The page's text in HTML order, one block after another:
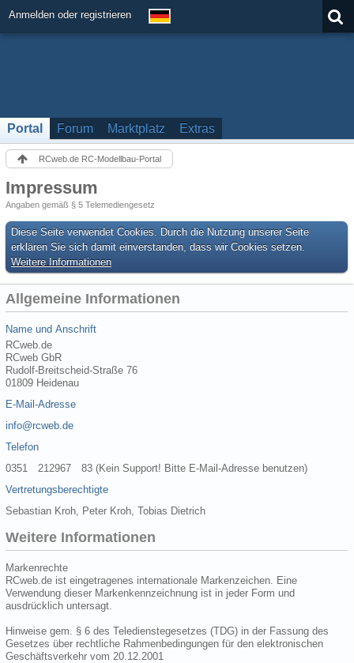
Anmelden oder registrieren
Portal Forum Marktplatz Extras
RCweb.de RC-Modellbau-Portal
Impressum
Angaben gemäß § 5 Telemediengesetz
Diese Seite verwendet Cookies. Durch die Nutzung unserer Seite
erklären Sie sich damit einverstanden, dass wir Cookies setzen.
Weitere Informationen
Allgemeine Informationen
Name und Anschrift
RCweb.de
RCweb GbR
Rudolf-Breitscheid-Straße 76
01809 Heidenau
E-Mail-Adresse
info@rcweb.de
Telefon
0351 212967 83 (Kein Support! Bitte E-Mail-Adresse benutzen)
Vertretungsberechtigte
Sebastian Kroh, Peter Kroh, Tobias Dietrich
Weitere Informationen
Markenrechte
RCweb.de ist eingetragenes internationale Markenzeichen. Eine
Verwendung dieser Markenkennzeichnung ist in jeder Form und
ausdrücklich untersagt.
Hinweise gem. § 6 des Teledienstegesetzes (TDG) in der Fassung des
Gesetzes über rechtliche Rahmenbedingungen für den elektronischen
Geschäftsverkehr vom 20.12.2001